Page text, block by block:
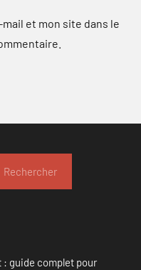
et mon site dans le
Rechercher
: guide complet pour